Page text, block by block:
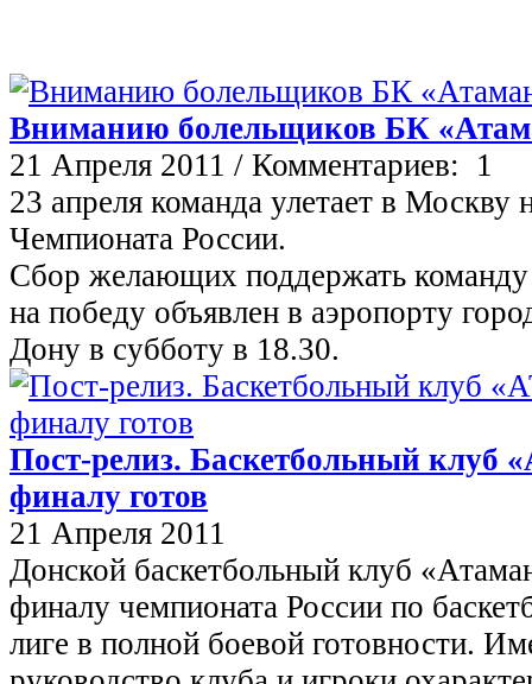
Вниманию болельщиков БК
21 Апреля 2011 / Комментариев: 1
23 апреля команда улетает в Москву
Чемпионата России.
Сбор желающих поддержать команду
на победу объявлен в аэропорту
Дону в субботу в 18.30.
Пост-релиз. Баскетбольный
финалу готов
21 Апреля 2011
Донской баскетбольный клуб
финалу чемпионата России по
лиге в полной боевой готовности.